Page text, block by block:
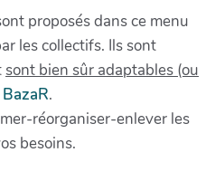
proposés dans ce menu
les collectifs. Ils sont
sont bien sûr adaptables (ou
BazaR.
réorganiser-enlever les
besoins.